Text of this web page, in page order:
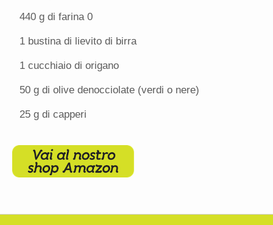
440 g di farina 0
1 bustina di lievito di birra
1 cucchiaio di origano
50 g di olive denocciolate (verdi o nere)
25 g di capperi